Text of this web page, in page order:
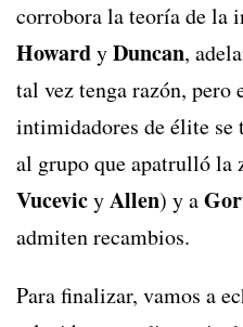
corrobora la teoría de la
HowardyDuncan,
tal vez tenga razón, pero
intimidadores de élite
al grupo que apatrulló la
VucevicyAllen) y a
admiten recambios.
Para finalizar, vamos a